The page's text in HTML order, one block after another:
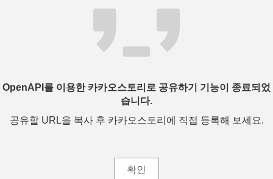
OpenAPI를 이용한 카카오스토리로 공유하기 기능이 종료되었
습니다.
공유할 URL을 복사 후 카카오스토리에 직접 등록해 보세요.
확인